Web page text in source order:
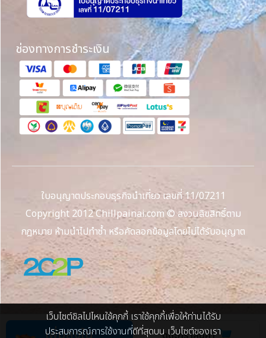
ช่องทางการชำระเงิน
ใบอนุญาตประกอบธุรกิจนำเที่ยว เลขที่ 11/07211
Copyright 2012 Chillpainai.com © สงวนลิขสิทธิ์ตาม
กฎหมาย ห้ามนำไปทำซ้ำ หรือคัดลอกข้อมูลโดยไม่ได้รับอนุญาต
เว็บไซต์ชิลไปไหนใช้คุกกี้ เราใช้คุกกี้เพื่อให้ท่านได้รับ
ประสบการณ์การใช้งานที่ดีที่สุดบน เว็บไซต์ของเรา